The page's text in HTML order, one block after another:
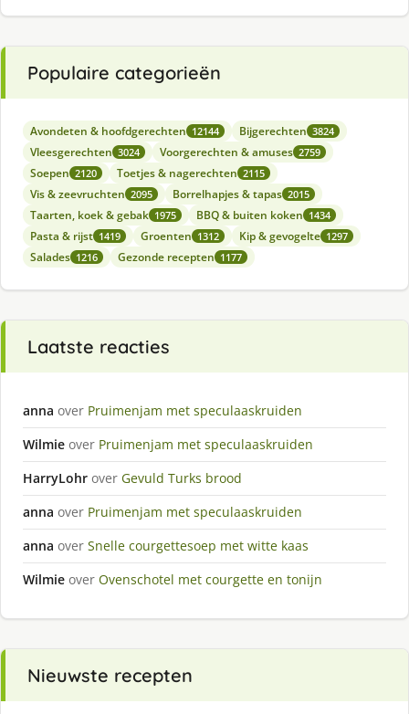
Populaire categorieën
Avondeten & hoofdgerechten 12144 Bijgerechten 3824
Vleesgerechten 3024 Voorgerechten & amuses 2759
Soepen 2120 Toetjes & nagerechten 2115
Vis & zeevruchten 2095 Borrelhapjes & tapas 2015
Taarten, koek & gebak 1975 BBQ & buiten koken 1434
Pasta & rijst 1419 Groenten 1312 Kip & gevogelte 1297
Salades 1216 Gezonde recepten 1177
Laatste reacties
anna over Pruimenjam met speculaaskruiden
Wilmie over Pruimenjam met speculaaskruiden
HarryLohr over Gevuld Turks brood
anna over Pruimenjam met speculaaskruiden
anna over Snelle courgettesoep met witte kaas
Wilmie over Ovenschotel met courgette en tonijn
Nieuwste recepten